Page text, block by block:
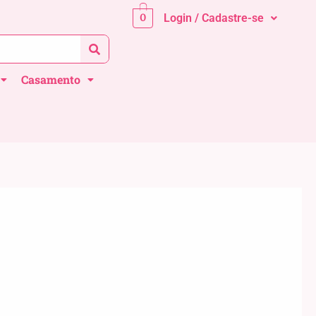
Casamento
0 Login / Cadastre-se